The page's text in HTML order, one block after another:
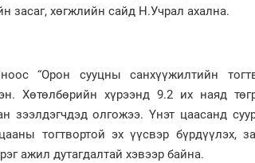
засаг, хөгжлийн сайд Н.Учрал ахална.
“Орон сууцны санхүүжилтийн
Хөтөлбөрийн хүрээнд 9.2 их наяд
зээлдэгчдэд олгожээ. Үнэт цаасанд
тогтвортой эх үүсвэр бүрдүүлэх,
ажил дутагдалтай хэвээр байна.